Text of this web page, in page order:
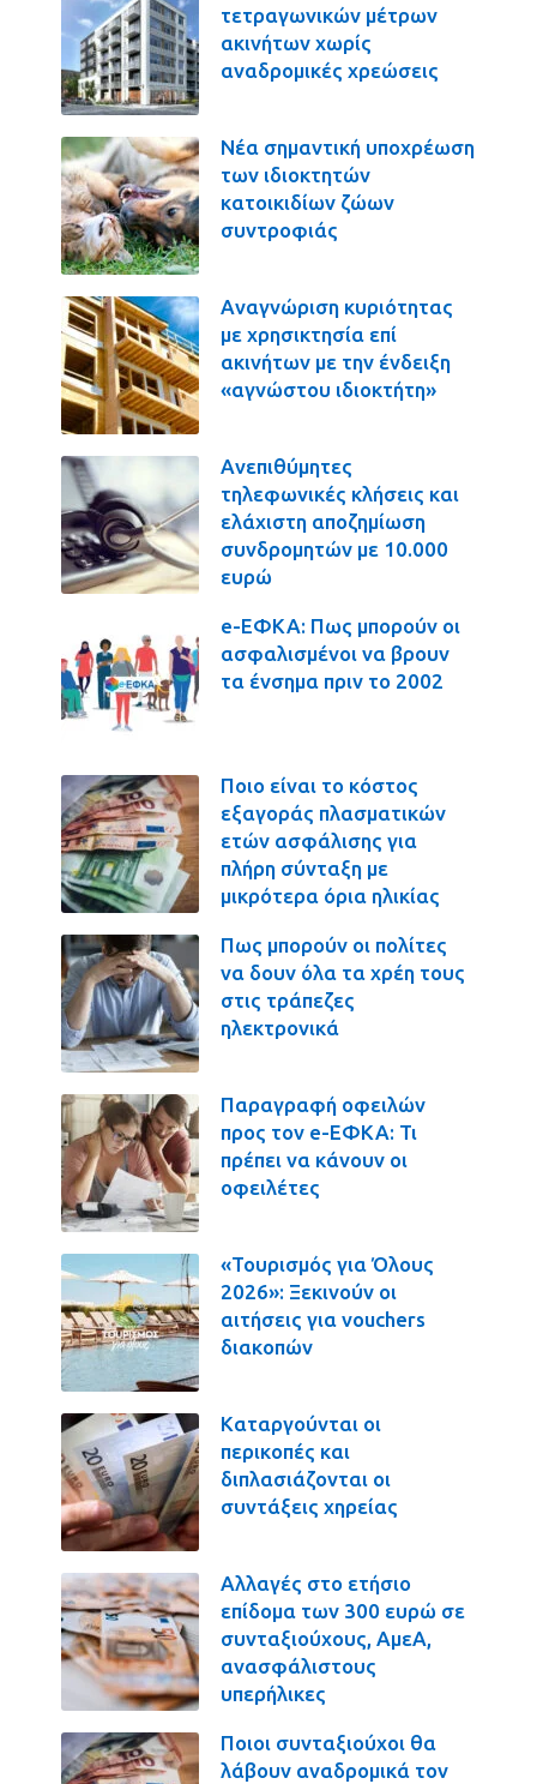
τετραγωνικών μέτρων
ακινήτων χωρίς
αναδρομικές χρεώσεις
Νέα σημαντική υποχρέωση
των ιδιοκτητών
κατοικιδίων ζώων
συντροφιάς
Αναγνώριση κυριότητας
με χρησικτησία επί
ακινήτων με την ένδειξη
«αγνώστου ιδιοκτήτη»
Ανεπιθύμητες
τηλεφωνικές κλήσεις και
ελάχιστη αποζημίωση
συνδρομητών με 10.000
ευρώ
e-ΕΦΚΑ: Πως μπορούν οι
ασφαλισμένοι να βρουν
τα ένσημα πριν το 2002
Ποιο είναι το κόστος
εξαγοράς πλασματικών
ετών ασφάλισης για
πλήρη σύνταξη με
μικρότερα όρια ηλικίας
Πως μπορούν οι πολίτες
να δουν όλα τα χρέη τους
στις τράπεζες
ηλεκτρονικά
Παραγραφή οφειλών
προς τον e-ΕΦΚΑ: Τι
πρέπει να κάνουν οι
οφειλέτες
«Τουρισμός για Όλους
2026»: Ξεκινούν οι
αιτήσεις για vouchers
διακοπών
Καταργούνται οι
περικοπές και
διπλασιάζονται οι
συντάξεις χηρείας
Αλλαγές στο ετήσιο
επίδομα των 300 ευρώ σε
συνταξιούχους, ΑμεΑ,
ανασφάλιστους
υπερήλικες
Ποιοι συνταξιούχοι θα
λάβουν αναδρομικά τον